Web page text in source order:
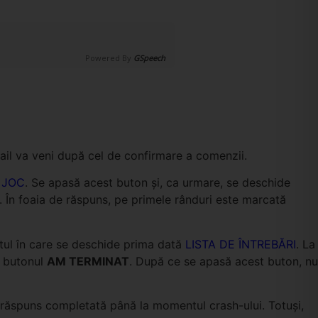
Powered By GSpeech
va veni după cel de confirmare a comenzii.
JOC. Se apasă acest buton și, ca urmare, se deschide
. În foaia de răspuns, pe primele rânduri este marcată
în care se deschide prima dată LISTA DE ÎNTREBĂRI. La
AM TERMINAT. După ce se apasă acest buton, nu
completată până la momentul crash-ului. Totuși,